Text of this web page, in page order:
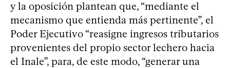
y la oposición plantean que, “mediante el
mecanismo que entienda más pertinente”, el
Poder Ejecutivo “reasigne ingresos tributarios
provenientes del propio sector lechero hacia
el Inale”, para, de este modo, “generar una